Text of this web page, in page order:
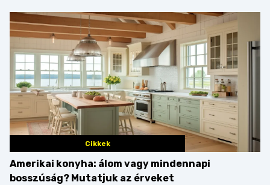
Cikkek
Amerikai konyha: álom vagy mindennapi
bosszúság? Mutatjuk az érveket